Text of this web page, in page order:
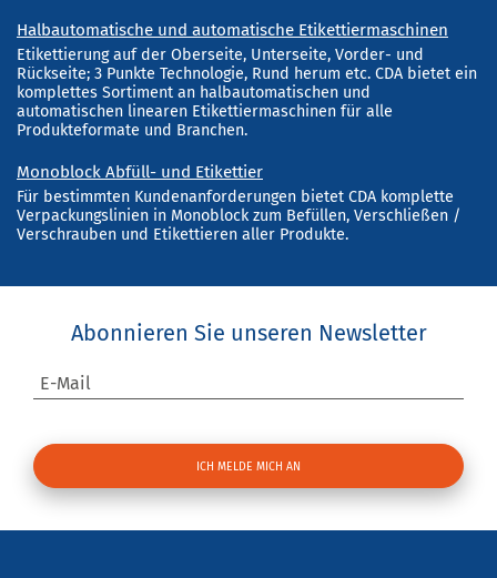
Halbautomatische und automatische Etikettiermaschinen
Etikettierung auf der Oberseite, Unterseite, Vorder- und
Rückseite; 3 Punkte Technologie, Rund herum etc. CDA bietet ein
komplettes Sortiment an halbautomatischen und
automatischen linearen Etikettiermaschinen für alle
Produkteformate und Branchen.
Monoblock Abfüll- und Etikettier
Für bestimmten Kundenanforderungen bietet CDA komplette
Verpackungslinien in Monoblock zum Befüllen, Verschließen /
Verschrauben und Etikettieren aller Produkte.
Abonnieren Sie unseren Newsletter
E-Mail